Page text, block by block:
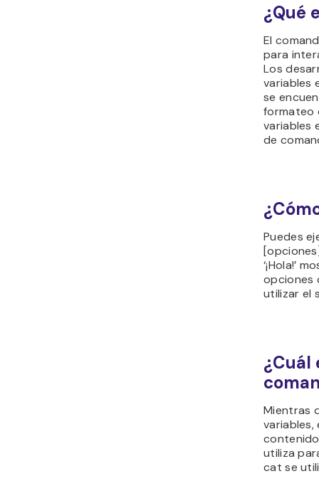
¿Qué
El
para
Los
variables
se
formateo
variables
de
Puedes
‘¡Hola!’
opciones
utilizar el
¿Cuál
Mientras
variables,
utiliza
cat se